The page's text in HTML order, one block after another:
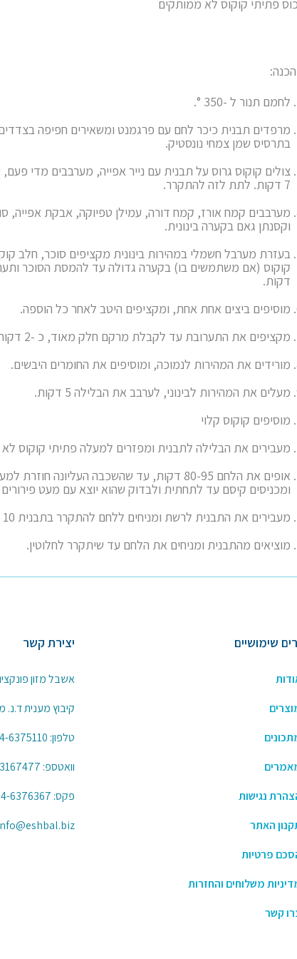
פתיתי קוקוס לא ממותקים
לחמם תנור ל -350 °.
מרפדים תבנית כיכר לחם עם פרגמנט ומשאירים חפיפה
בתרסיס שמן צמחי נונסטיק.
7 דקות. לתת לזה להתקרר.
מערבבים קמח אורז, קמח דורה, עמילן טפיוקה, אבקת אפייה,
וקסנתן גאם בקערה בינונית.
בעזרת מערבל חשמלי במהירות בינונית מקציפים סוכר, חלב
דקות.
מוסיפים ביצים אחת אחת, ומקציפים היטב לאחר כל הוספה.
מקציפים את התערובת עד לקבלת מרקם חלק מאוד, כ -2 דקות.
מורידים את המהירות לנמוכה, ומוסיפים את החומרים היבשים.
מעלים את המהירות לבינוני, לערבב את הבלילה 5 דקות.
מוסיפים קוקוס קלוי
מעבירים את הבלילה לתבנית ומפזרים למעלה פתיתי קוקוס
אופים את הלחם 80-95 דקות, עד שהשכבה העליונה
ומכניסים קיסם עד לתחתית ולבדוק שהוא יוצא עם מעט
מעבירים את התבנית לרשת ומניחים ללחם להתקרר בתבנית 10 דקות.
מוציאים מהתבנית ומניחים את הלחם עד שיתקרר לחלוטין.
שימושיים
נגישות
האתר
פרטיות
משלוחים והחזרות
קשר
יצירת קשר
אשבל מזון
קיבוץ מענית ד.נ. מנשה
טלפון: 6375110
וואטספ:
פקס: 04-6376367